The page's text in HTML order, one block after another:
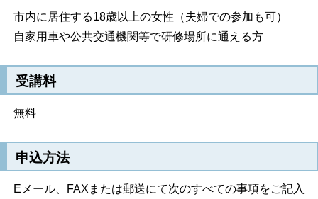
市内に居住する18歳以上の女性（夫婦での参加も可）
自家用車や公共交通機関等で研修場所に通える方
受講料
無料
申込方法
Eメール、FAXまたは郵送にて次のすべての事項をご記入